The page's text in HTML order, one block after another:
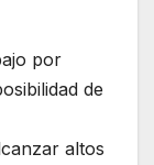
por
de
altos